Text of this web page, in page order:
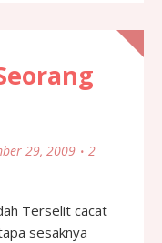
29, 2009
2
Terselit cacat
sesaknya